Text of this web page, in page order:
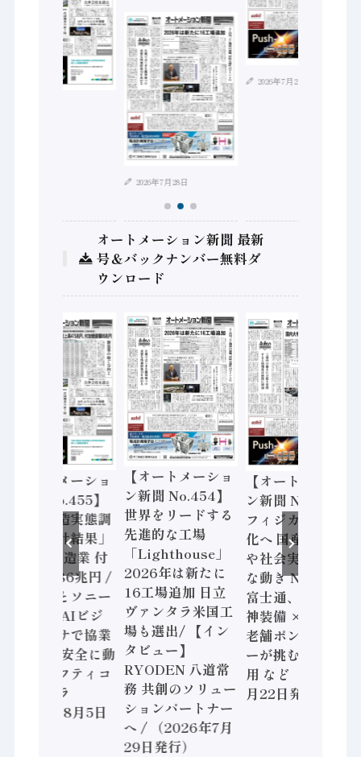
2026年7月28日
2026年7月21日
オートメーション新聞 最新
号＆バックナンバー無料ダ
ウンロード
【オートメーショ
ン新聞 No.455】
「経済構造実態調
査二次集計結果」
2024年製造業 付
加価値額86兆円 /
三菱電機とソニー
セミコン AIビジ
ョンセンサで協業
/ IDEC、安全に動
かすセーフティコ
ントローラ
（2026年8月5日
【オートメーショ
ン新聞 No.454】
世界をリードする
先進的な工場
「Lighthouse」
2026年は新たに
16工場追加 日立
ヴァンタラ米国工
場も選出/ 【イン
タビュー】
RYODEN 八道常
務 共創のソリュー
ションパートナー
へ / （2026年7月
29日発行）
【オートメーショ
ン新聞 No.453】
フィジカルAI本格
化へ 国産AI開発
や社会実装に活発
な動き Noetra、
富士通、日立 / 兵
神装備 × HMS、
老舗ポンプメーカ
ーが挑むデータ活
用 など（2026年7
月22日発行）